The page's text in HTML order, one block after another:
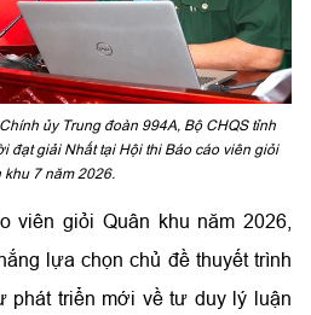
ủy Trung đoàn 994A, Bộ CHQS tỉnh
đạt giải Nhất tại Hội thi Báo cáo viên giỏi
khu 7 năm 2026.
viên giỏi Quân khu năm 2026,
lựa chọn chủ đề thuyết trình
triển mới về tư duy lý luận